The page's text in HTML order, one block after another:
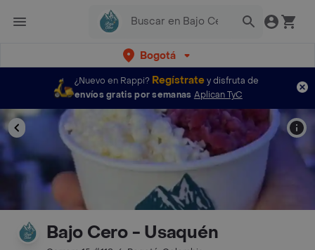
Bogotá
¿Nuevo en Rappi? Regístratey disfruta de
envíos gratis por semanas Aplican TyC
Bajo Cero - Usaquén